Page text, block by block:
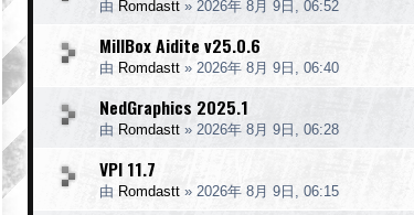
由 Romdastt » 2026年 8月 9日, 06:52
MillBox Aidite v25.0.6
由 Romdastt » 2026年 8月 9日, 06:40
NedGraphics 2025.1
由 Romdastt » 2026年 8月 9日, 06:28
VPI 11.7
由 Romdastt » 2026年 8月 9日, 06:15